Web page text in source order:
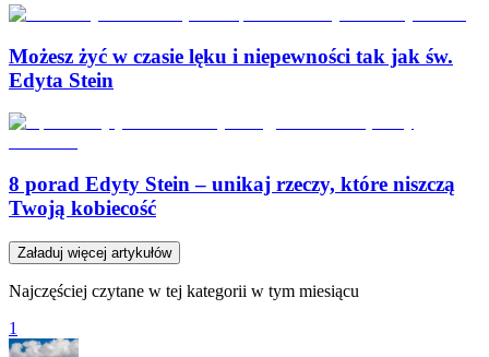
Możesz żyć w czasie lęku i niepewności tak jak św.
Edyta Stein
8 porad Edyty Stein – unikaj rzeczy, które niszczą
Twoją kobiecość
Załaduj więcej artykułów
Najczęściej czytane w tej kategorii w tym miesiącu
1